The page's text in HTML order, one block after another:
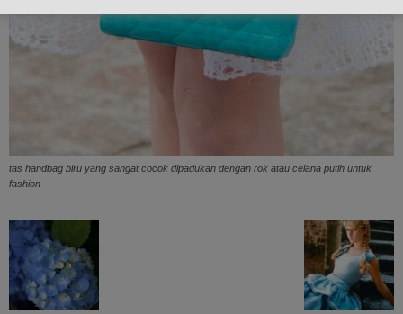
tas handbag biru yang sangat cocok dipadukan dengan rok atau celana putih untuk
fashion